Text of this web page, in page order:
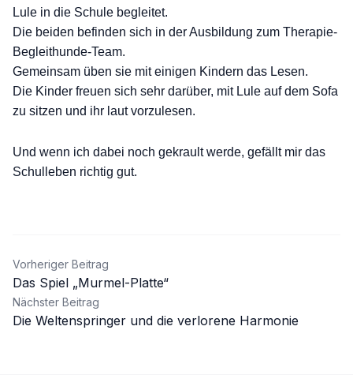
Lule in die Schule begleitet.
Die beiden befinden sich in der Ausbildung zum Therapie-
Begleithunde-Team.
Gemeinsam üben sie mit einigen Kindern das Lesen.
Die Kinder freuen sich sehr darüber, mit Lule auf dem Sofa
zu sitzen und ihr laut vorzulesen.
Und wenn ich dabei noch gekrault werde, gefällt mir das
Schulleben richtig gut.
Beitragsnavigation
Vorheriger Beitrag
Das Spiel „Murmel-Platte“
Nächster Beitrag
Die Weltenspringer und die verlorene Harmonie